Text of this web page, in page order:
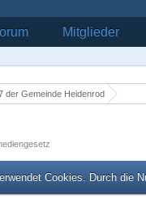
Mitglieder
der Gemeinde Heidenrod
Cookies. Durch die